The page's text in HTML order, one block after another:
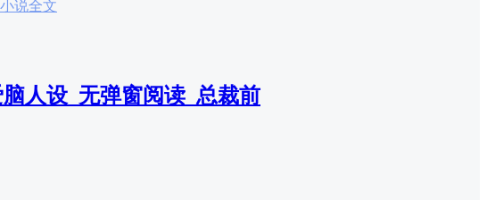
说全文
人设_无弹窗阅读_总裁前